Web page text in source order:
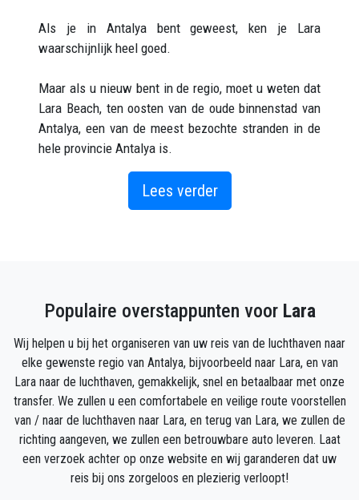
Als je in Antalya bent geweest, ken je Lara
waarschijnlijk heel goed.
Maar als u nieuw bent in de regio, moet u weten dat
Lara Beach, ten oosten van de oude binnenstad van
Antalya, een van de meest bezochte stranden in de
hele provincie Antalya is.
Sommige toeristen geven er de voorkeur aan hun
vakantie op een prachtig strand door te brengen en
ook dicht bij de luchthaven en de stad te blijven, dus
Het strand is vooral beroemd om zijn luxe
hotels in Turkije zijn, waardoor Lara een favoriete
bestemming is voor strandvakanties in de zomer,
vooral omdat het gemakkelijk bereikbaar is. een
privéauto boeken met de chauffeur, of een busje
huren om Lara met uw gezin te verkennen
Dit prachtige zandstrand met helder water is vooral
populair bij gezinnen. Met zijn prachtige achtergrond
Lees verder
Populaire overstappunten voor Lara
Wij helpen u bij het organiseren van uw reis van de luchthaven naar
elke gewenste regio van Antalya, bijvoorbeeld naar Lara, en van
Lara naar de luchthaven, gemakkelijk, snel en betaalbaar met onze
transfer. We zullen u een comfortabele en veilige route voorstellen
van / naar de luchthaven naar Lara, en terug van Lara, we zullen de
richting aangeven, we zullen een betrouwbare auto leveren. Laat
een verzoek achter op onze website en wij garanderen dat uw
reis bij ons zorgeloos en plezierig verloopt!